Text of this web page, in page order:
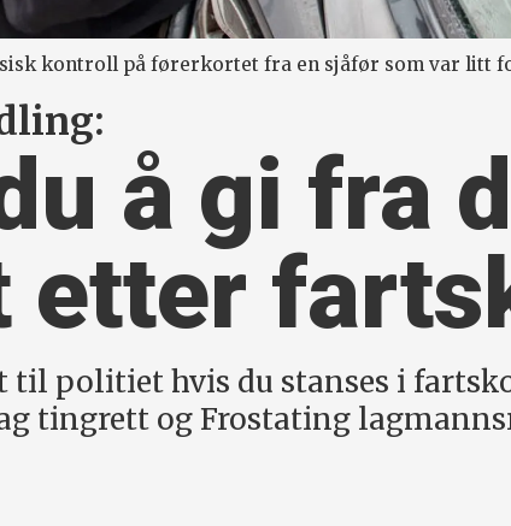
kontroll på førerkortet fra en sjåfør som var litt
å gi fra
etter
til politiet hvis du stanses i
tingrett og Frostating